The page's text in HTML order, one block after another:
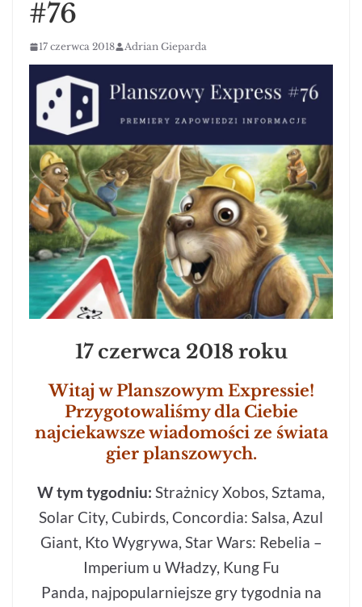
#76
17 czerwca 2018 Adrian Gieparda
17 czerwca 2018 roku
Witaj w Planszowym Expressie!
Przygotowaliśmy dla Ciebie
najciekawsze wiadomości ze świata
gier planszowych.
W tym tygodniu: Strażnicy Xobos, Sztama,
Solar City, Cubirds, Concordia: Salsa, Azul
Giant, Kto Wygrywa, Star Wars: Rebelia –
Imperium u Władzy, Kung Fu
Panda, najpopularniejsze gry tygodnia na